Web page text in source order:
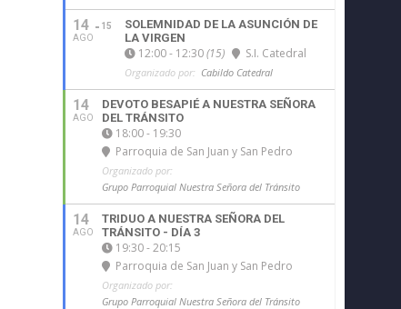
14
AGO
15
SOLEMNIDAD DE LA ASUNCIÓN DE
LA VIRGEN
12:00 - 12:30(15) S.I. Catedral
Organizado por: Cabildo Catedral
14
AGO
DEVOTO BESAPIÉ A NUESTRA SEÑORA
DEL TRÁNSITO
18:00 - 19:30
Parroquia de San Juan y San Pedro
Organizado por:
Grupo Parroquial Nuestra Señora del Tránsito
14
AGO
TRIDUO A NUESTRA SEÑORA DEL
TRÁNSITO - DÍA 3
19:30 - 20:15
Parroquia de San Juan y San Pedro
Organizado por:
Grupo Parroquial Nuestra Señora del Tránsito